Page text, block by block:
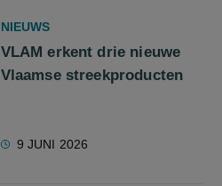
NIEUWS
VLAM erkent drie nieuwe
Vlaamse streekproducten
9 JUNI 2026